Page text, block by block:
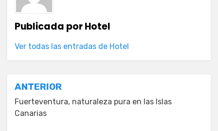
Publicada porHotel
Ver todas las entradas de Hotel
Navegación
de
entradas
ANTERIOR
Fuerteventura, naturaleza pura en las Islas
Canarias